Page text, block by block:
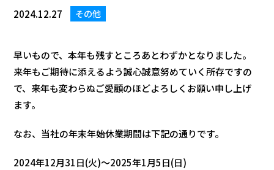
2024.12.27 その他
早いもので、本年も残すところあとわずかとなりました。
来年もご期待に添えるよう誠心誠意努めていく所存ですの
で、来年も変わらぬご愛顧のほどよろしくお願い申し上げ
ます。
なお、当社の年末年始休業期間は下記の通りです。
2024年12月31日(火)～2025年1月5日(日)